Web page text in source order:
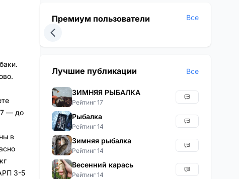
7 — до
в
3-5
Премиум пользователи Все
Лучшие публикации Все
ЗИМНЯЯ РЫБАЛКА
Рейтинг 17
Рыбалка
Рейтинг 14
Зимняя рыбалка
Рейтинг 14
Весенний карась
Рейтинг 14